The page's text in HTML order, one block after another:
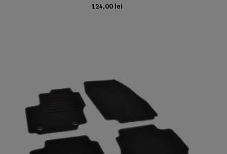
124,00 lei
ADAUGA IN COS